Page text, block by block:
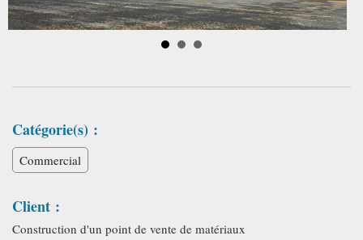
Catégorie(s) :
Commercial
Client :
Construction d'un point de vente de matériaux